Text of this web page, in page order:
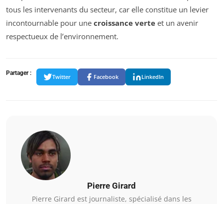
tous les intervenants du secteur, car elle constitue un levier
incontournable pour une croissance verte et un avenir
respectueux de l’environnement.
Partager :
Twitter Facebook LinkedIn
Pierre Girard
Pierre Girard est journaliste, spécialisé dans les